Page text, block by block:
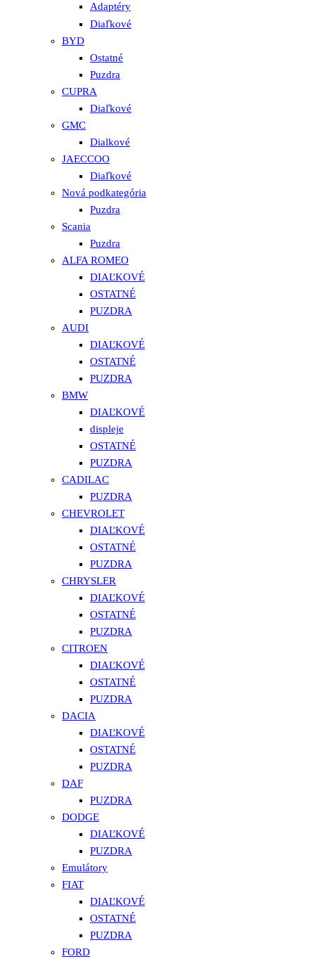
Adaptéry
Diaľkové
BYD
Ostatné
Puzdra
CUPRA
Diaľkové
GMC
Dialkové
JAECCOO
Diaľkové
Nová podkategória
Puzdra
Scania
Puzdra
ALFA ROMEO
DIAĽKOVÉ
OSTATNÉ
PUZDRA
AUDI
DIAĽKOVÉ
OSTATNÉ
PUZDRA
BMW
DIAĽKOVÉ
displeje
OSTATNÉ
PUZDRA
CADILAC
PUZDRA
CHEVROLET
DIAĽKOVÉ
OSTATNÉ
PUZDRA
CHRYSLER
DIAĽKOVÉ
OSTATNÉ
PUZDRA
CITROEN
DIAĽKOVÉ
OSTATNÉ
PUZDRA
DACIA
DIAĽKOVÉ
OSTATNÉ
PUZDRA
DAF
PUZDRA
DODGE
DIAĽKOVÉ
PUZDRA
Emulátory
FIAT
DIAĽKOVÉ
OSTATNÉ
PUZDRA
FORD